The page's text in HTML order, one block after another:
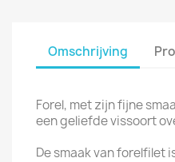
Omschrijving
Forel, met zijn fijne
een geliefde vissoort
De smaak van forelfilet